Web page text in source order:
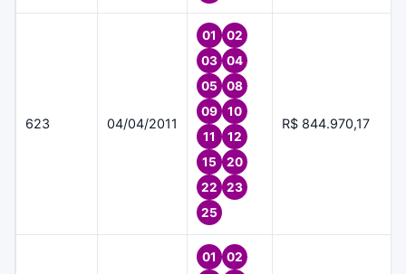
623 04/04/2011
01
02
03
04
05
08
09
10
11
12
15
20
22
23
25
R$ 844.970,17
01
02